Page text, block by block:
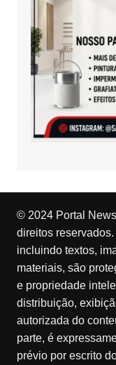
© 2024 Portal
direitos
incluindo textos,
materiais, são
e propriedade
distribuição,
autorizada do
parte, é
prévio por escrito